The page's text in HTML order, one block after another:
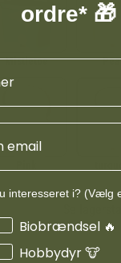
Mistletoe
ordre* 🎁
interesseret i? (Vælg
Biobrændsel 🔥
Hobbydyr 🐮